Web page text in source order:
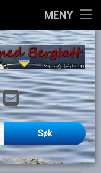
MENY
til
E-post